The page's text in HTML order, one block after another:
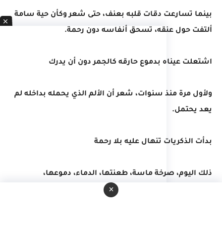
بينما تسارعت دقات قلبه بعنف، حتى شعر وكأن حية سامة
ألتفت حول عنقه، تسحق أنفاسه دون رحمة.
اشتعلت عيناه بدموع حارقه كالجمر دون أن يدرك
ولأول مرة منذ سنوات، شعر أن الألم الذي يحمله بداخله لم
يعد يحتمل.
بدأت الذكريات تنهال عليه بلا رحمة
ذلك اليوم، صرخة ماسة، طعنتها، الدماء، دموعها،
×